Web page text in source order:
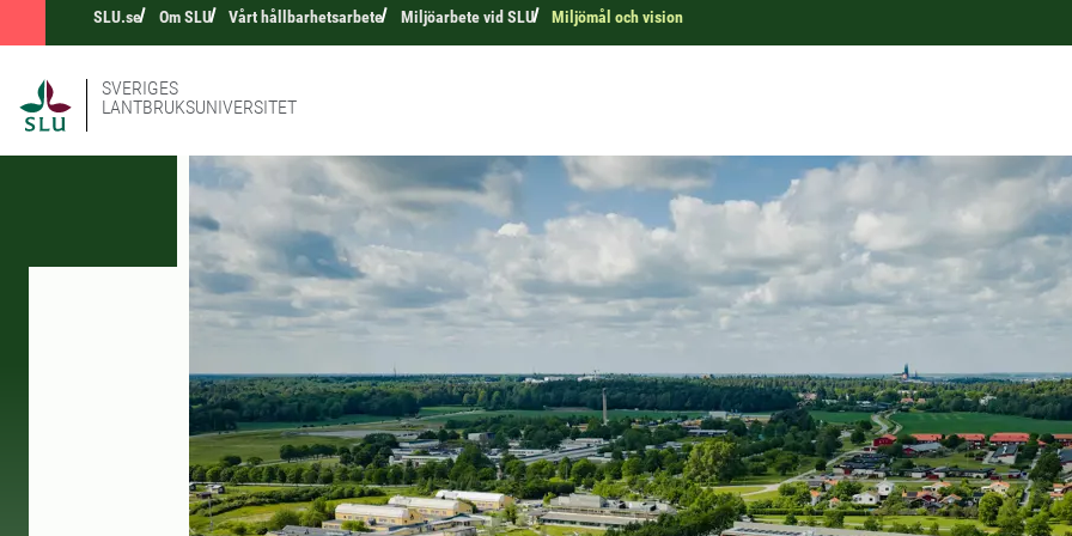
SLU.se Om SLU Vårt hållbarhetsarbete Miljöarbete vid SLU Miljömål och vision
SVERIGES
LANTBRUKSUNIVERSITET